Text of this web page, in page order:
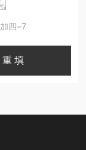
四=7